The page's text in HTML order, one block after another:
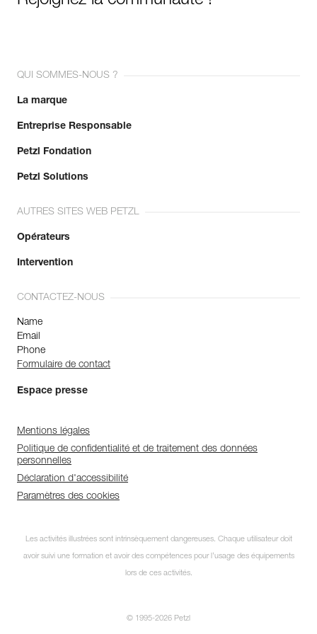
QUI SOMMES-NOUS ?
La marque
Entreprise Responsable
Petzl Fondation
Petzl Solutions
AUTRES SITES WEB PETZL
Opérateurs
Intervention
CONTACTEZ-NOUS
Name
Email
Phone
Formulaire de contact
Espace presse
Mentions légales
Politique de confidentialité et de traitement des données
personnelles
Déclaration d'accessibilité
Paramètres des cookies
Les activités illustrées sont intrinsèquement dangereuses. Chaque utilisateur doit
avoir suivi une formation et avoir des compétences pour l’usage des équipements
lors de ces activités.
© 1995-2026 Petzl